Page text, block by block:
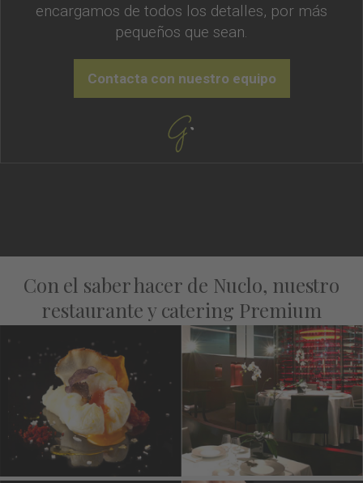
encargamos de todos los detalles, por más
pequeños que sean.
Contacta con nuestro equipo
Con el saber hacer de Nuclo, nuestro
restaurante y catering Premium